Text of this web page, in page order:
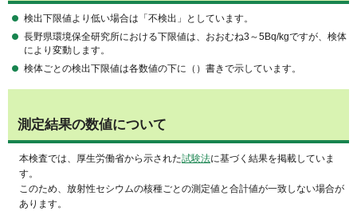
検出下限値より低い場合は「不検出」としています。
長野県環境保全研究所における下限値は、おおむね3～5Bq/kgですが、検体
により変動します。
検体ごとの検出下限値は各数値の下に（）書きで示しています。
測定結果の数値について
本検査では、厚生労働省から示された試験法に基づく結果を掲載していま
す。
このため、放射性セシウムの核種ごとの測定値と合計値が一致しない場合が
あります。